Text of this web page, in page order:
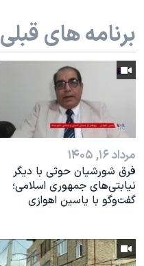
برنامه های قبلی
مرداد ۱۶, ۱۴۰۵
فرق شورشیان حوثی با دیگر
نیابتی‌های جمهوری اسلامی؛
گفت‌وگو با یاسین اهوازی